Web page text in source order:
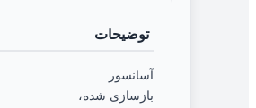
توضیحات
آسانسور
بازسازی شده،